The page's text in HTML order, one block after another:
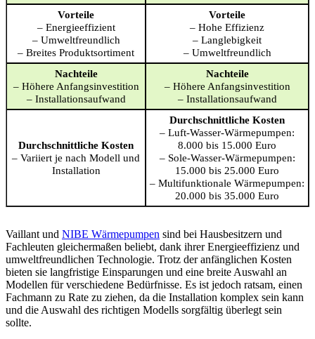
Vorteile
– Energieeffizient
– Umweltfreundlich
– Breites Produktsortiment
Vorteile
– Hohe Effizienz
– Langlebigkeit
– Umweltfreundlich
Nachteile
– Höhere Anfangsinvestition
– Installationsaufwand
Nachteile
– Höhere Anfangsinvestition
– Installationsaufwand
Durchschnittliche Kosten
– Variiert je nach Modell und
Installation
Durchschnittliche Kosten
– Luft-Wasser-Wärmepumpen:
8.000 bis 15.000 Euro
– Sole-Wasser-Wärmepumpen:
15.000 bis 25.000 Euro
– Multifunktionale Wärmepumpen:
20.000 bis 35.000 Euro
Vaillant und NIBE Wärmepumpen sind bei Hausbesitzern und
Fachleuten gleichermaßen beliebt, dank ihrer Energieeffizienz und
umweltfreundlichen Technologie. Trotz der anfänglichen Kosten
bieten sie langfristige Einsparungen und eine breite Auswahl an
Modellen für verschiedene Bedürfnisse. Es ist jedoch ratsam, einen
Fachmann zu Rate zu ziehen, da die Installation komplex sein kann
und die Auswahl des richtigen Modells sorgfältig überlegt sein
sollte.